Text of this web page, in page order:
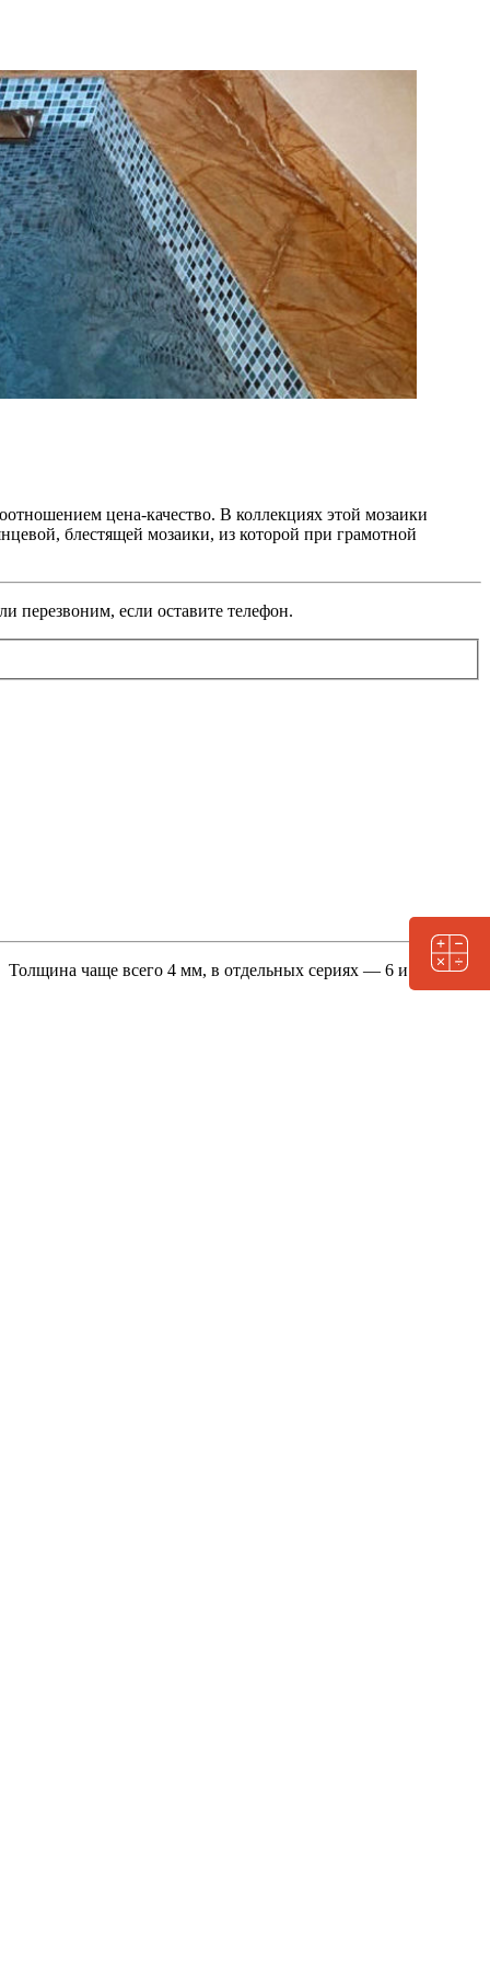
цена-качество. В коллекциях этой мозаики
блестящей мозаики, из которой при грамотной
перезвоним, если оставите телефон.
Толщина чаще всего 4 мм, в отдельных сериях — 6 и 8 мм,
Заказать расчёт